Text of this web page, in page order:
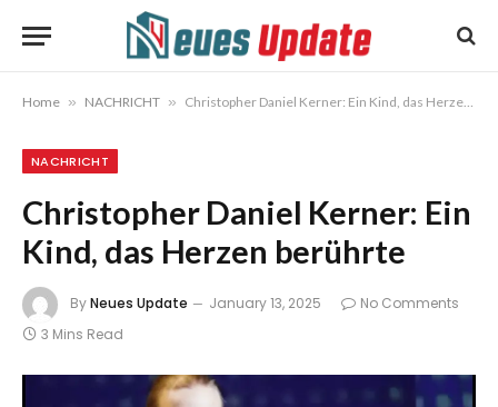
Home » NACHRICHT » Christopher Daniel Kerner: Ein Kind, das Herzen berührte
NACHRICHT
Christopher Daniel Kerner: Ein
Kind, das Herzen berührte
ByNeues Update January 13, 2025
No Comments
3 Mins Read